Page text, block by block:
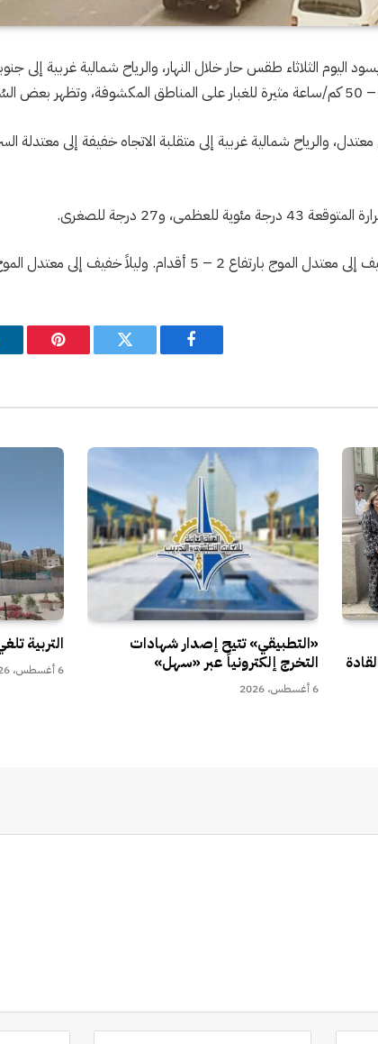
اليوم الثلاثاء طقس حار خلال النهار، والرياح شمالية غربية إلى
و27 درجة للصغرى.
وليلاً خفيف إلى معتدل الموج بارتفاع 1 – 4 أقدام.
فيسبوك تويتر
«التطبيقي» تتيح إصدار شهادات
التخرج إلكترونياً عبر «سهل»
6 أغسطس، 2026
التربية
6 أغسطس، 2026